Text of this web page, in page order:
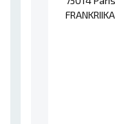
FRANKRIIKA